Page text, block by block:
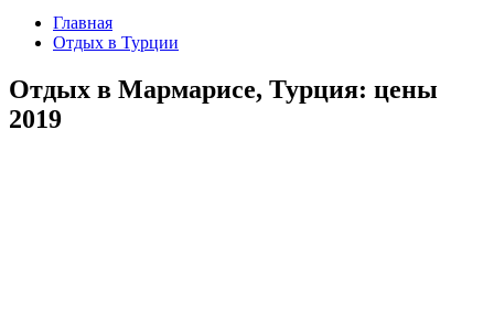
Главная
Отдых в Турции
Отдых в Мармарисе, Турция: цены
2019